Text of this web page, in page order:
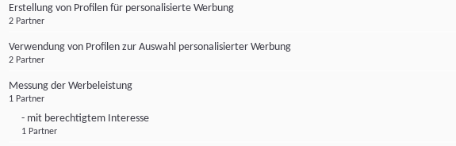
Erstellung von Profilen für personalisierte Werbung
2 Partner
Verwendung von Profilen zur Auswahl personalisierter Werbung
2 Partner
Messung der Werbeleistung
1 Partner
- mit berechtigtem Interesse
1 Partner